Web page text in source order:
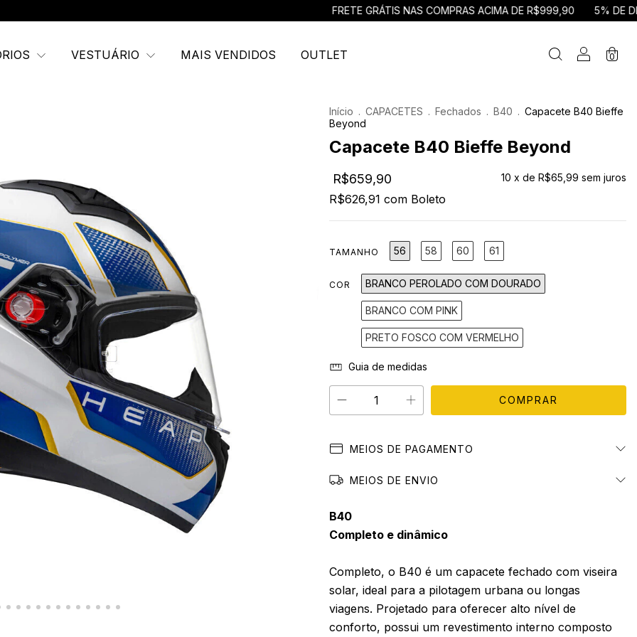
FRETE GRÁTIS NAS COMPRAS ACIMA DE R$999,90 5% DE DESCONTO
VESTUÁRIO MAIS VENDIDOS OUTLET 0
Início . CAPACETES . Fechados . B40 . Capacete B40 Bieffe
Beyond
Capacete B40 Bieffe Beyond
R$659,90 10 x de R$65,99 sem juros
R$626,91 com Boleto
TAMANHO 56 58 60 61
COR BRANCO PEROLADO COM DOURADO
BRANCO COM PINK
PRETO FOSCO COM VERMELHO
Guia de medidas
MEIOS DE PAGAMENTO
MEIOS DE ENVIO
B40
Completo e dinâmico
Completo, o B40 é um capacete fechado com viseira
solar, ideal para a pilotagem urbana ou longas
viagens. Projetado para oferecer alto nível de
conforto, possui um revestimento interno composto